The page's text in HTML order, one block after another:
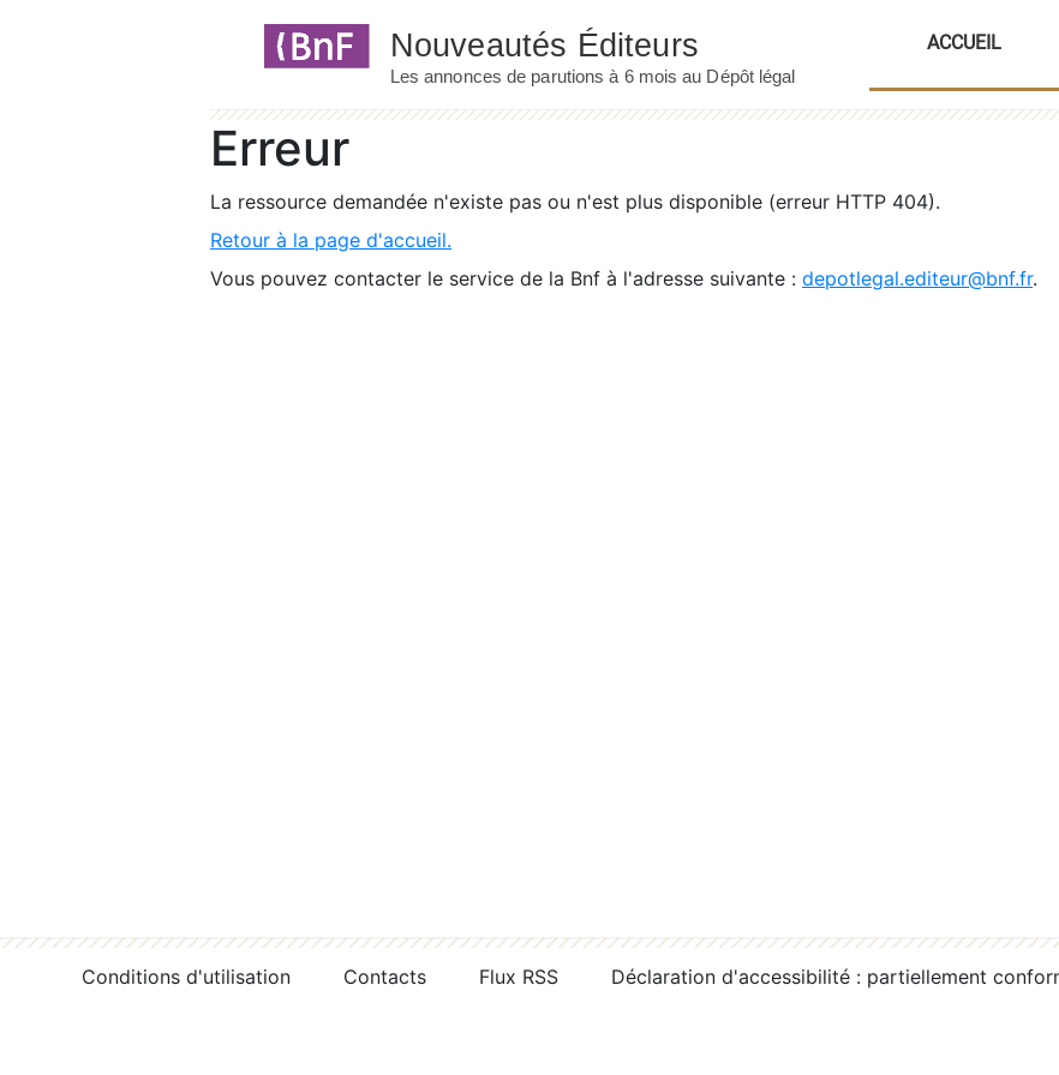
ACCUEIL
Erreur
La ressource demandée n'existe pas ou n'est plus disponible (erreur HTTP 404).
Retour à la page d'accueil.
Vous pouvez contacter le service de la Bnf à l'adresse suivante : depotlegal.editeur@bnf.fr.
Conditions d'utilisation Contacts Flux RSS Déclaration d'accessibilité : partiellement